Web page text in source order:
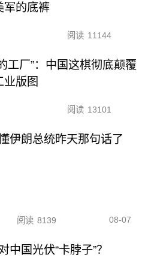
军的底裤
阅读 11144
工厂”：中国这棋彻底颠覆
业版图
阅读 13101
伊朗总统昨天那句话了
阅读 8139 08-07
国光伏“卡脖子”？